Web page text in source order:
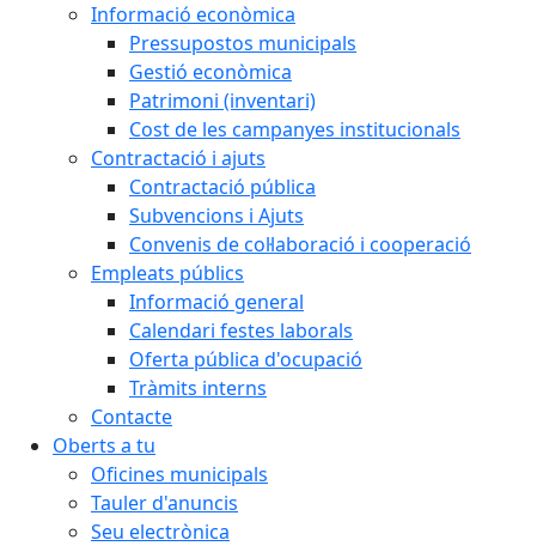
Informació econòmica
Pressupostos municipals
Gestió econòmica
Patrimoni (inventari)
Cost de les campanyes institucionals
Contractació i ajuts
Contractació pública
Subvencions i Ajuts
Convenis de col·laboració i cooperació
Empleats públics
Informació general
Calendari festes laborals
Oferta pública d'ocupació
Tràmits interns
Contacte
Oberts a tu
Oficines municipals
Tauler d'anuncis
Seu electrònica